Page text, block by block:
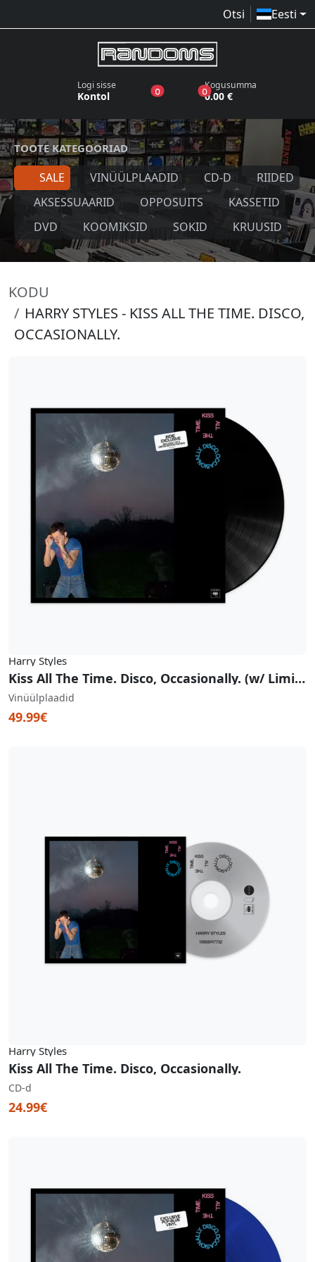
Otsi Eesti
Logi sisse
Kontol 0toodet sooviloendis
0toodet ostukorvis
Kogusumma
0.00 €
TOOTE KATEGOORIAD
SALE VINÜÜLPLAADID CD-D
RIIDED
AKSESSUAARID
OPPOSUITS
KASSETID
DVD
KOOMIKSID SOKID KRUUSID
KODU
HARRY STYLES - KISS ALL THE TIME. DISCO,
OCCASIONALLY.
Harry Styles
Kiss All The Time. Disco, Occasionally. (w/ Limited Edition Poster)
Vinüülplaadid
49.99€
Harry Styles
Kiss All The Time. Disco, Occasionally.
CD-d
24.99€